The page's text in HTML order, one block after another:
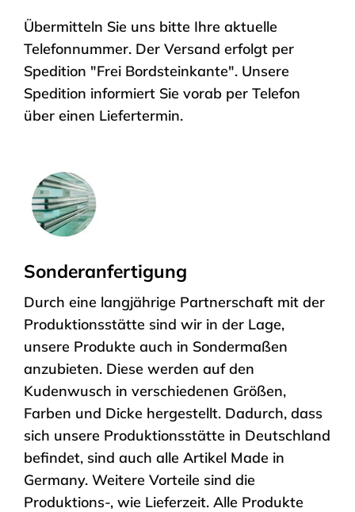
Übermitteln Sie uns bitte Ihre aktuelle
Telefonnummer. Der Versand erfolgt per
Spedition "Frei Bordsteinkante". Unsere
Spedition informiert Sie vorab per Telefon
über einen Liefertermin.
Sonderanfertigung
Durch eine langjährige Partnerschaft mit der
Produktionsstätte sind wir in der Lage,
unsere Produkte auch in Sondermaßen
anzubieten. Diese werden auf den
Kudenwusch in verschiedenen Größen,
Farben und Dicke hergestellt. Dadurch, dass
sich unsere Produktionsstätte in Deutschland
befindet, sind auch alle Artikel Made in
Germany. Weitere Vorteile sind die
Produktions-, wie Lieferzeit. Alle Produkte